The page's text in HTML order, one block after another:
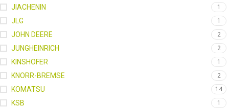
JIACHENIN 1
JLG 1
JOHN DEERE 2
JUNGHEINRICH 2
KINSHOFER 1
KNORR-BREMSE 2
KOMATSU 14
KSB 1